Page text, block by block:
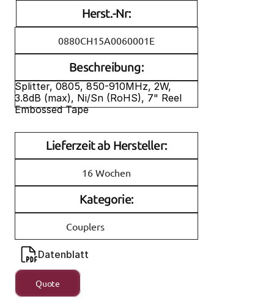
Herst.-Nr:
0880CH15A0060001E
Beschreibung:
Splitter, 0805, 850-910MHz, 2W,
3.8dB (max), Ni/Sn (RoHS), 7" Reel
Embossed Tape
Lieferzeit ab Hersteller:
16 Wochen
Kategorie:
Couplers
Datenblatt
Quote